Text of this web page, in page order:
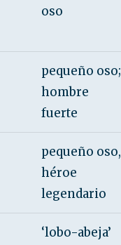
oso
pequeño oso;
hombre
fuerte
pequeño oso,
héroe
legendario
‘lobo-abeja’